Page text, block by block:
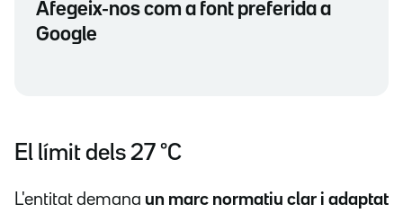
Afegeix-nos com a font preferida a
Google
El límit dels 27 °C
L'entitat demana un marc normatiu clar i adaptat